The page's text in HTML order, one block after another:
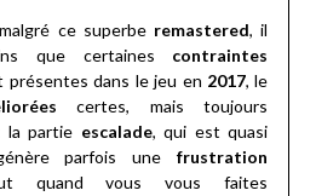
ce superbe remastered, il
que certaines contraintes
présentes dans le jeu en 2017, le
certes, mais toujours
la partie escalade, qui est quasi
parfois unefrustration
quand vous vous faites